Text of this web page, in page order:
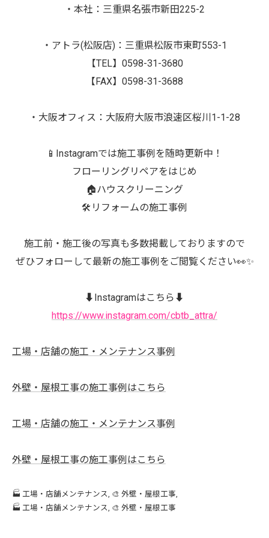
・本社：三重県名張市新田225-2
・アトラ(松阪店)：三重県松阪市東町553-1
【TEL】0598-31-3680
【FAX】0598-31-3688
・大阪オフィス：大阪府大阪市浪速区桜川1-1-28
📱Instagramでは施工事例を随時更新中！
フローリングリペアをはじめ
🏠ハウスクリーニング
🛠️リフォームの施工事例
施工前・施工後の写真も多数掲載しておりますので
ぜひフォローして最新の施工事例をご閲覧ください👀✨
⬇️Instagramはこちら⬇️
https://www.instagram.com/cbtb_attra/
工場・店舗の施工・メンテナンス事例
外壁・屋根工事の施工事例はこちら
工場・店舗の施工・メンテナンス事例
外壁・屋根工事の施工事例はこちら
🏭 工場・店舗メンテナンス 🎨 外壁・屋根工事
🏭 工場・店舗メンテナンス 🎨 外壁・屋根工事